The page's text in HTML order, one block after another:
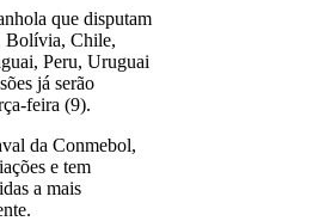
que disputam
Bolívia, Chile,
Peru, Uruguai
já serão
feira (9).
da Conmebol,
e tem
a mais